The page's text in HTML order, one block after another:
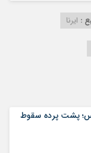
: ایرنا
پشت پرده سقوط